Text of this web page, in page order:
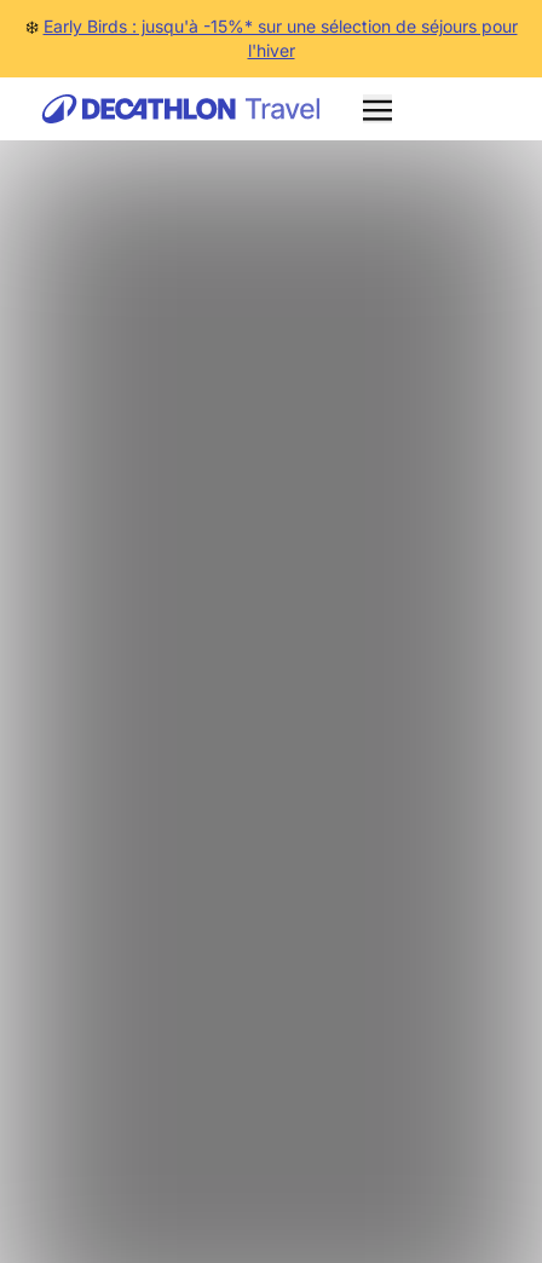
❄️ Early Birds : jusqu'à -15%* sur une sélection de séjours pour
l'hiver